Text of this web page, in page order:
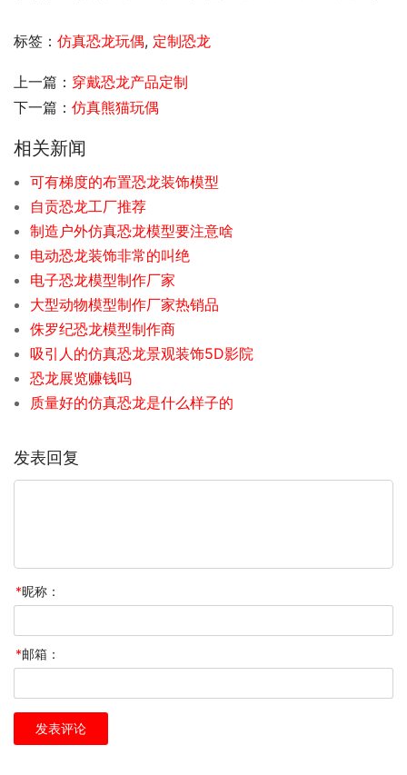
标签： 仿真恐龙玩偶, 定制恐龙
上一篇： 穿戴恐龙产品定制
下一篇： 仿真熊猫玩偶
相关新闻
可有梯度的布置恐龙装饰模型
自贡恐龙工厂推荐
制造户外仿真恐龙模型要注意啥
电动恐龙装饰非常的叫绝
电子恐龙模型制作厂家
大型动物模型制作厂家热销品
侏罗纪恐龙模型制作商
吸引人的仿真恐龙景观装饰5D影院
恐龙展览赚钱吗
质量好的仿真恐龙是什么样子的
发表回复
*昵称：
*邮箱：